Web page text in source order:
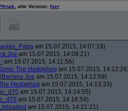
, alte Version: hier
am 15.07.2015, 14:07:19)
Joe am 15.07.2015, 14:09:21)
am 15.07.2015, 14:11:56)
The Hedgehog am 15.07.2015,
(Banana Joe am 15.07.2015, 14:12:59)
Hedgehog am 15.07.2015, 14:13:33)
am 15.07.2015, 14:14:55)
am 15.07.2015, 14:16:59)
am 15.07.2015, 14:21:21)